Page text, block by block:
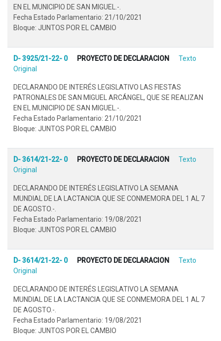
EN EL MUNICIPIO DE SAN MIGUEL.-.
Fecha Estado Parlamentario: 21/10/2021
Bloque: JUNTOS POR EL CAMBIO
D- 3925/21-22- 0 PROYECTO DE DECLARACION
Texto
Original
DECLARANDO DE INTERÉS LEGISLATIVO LAS FIESTAS
PATRONALES DE SAN MIGUEL ARCÁNGEL, QUE SE REALIZAN
EN EL MUNICIPIO DE SAN MIGUEL.-.
Fecha Estado Parlamentario: 21/10/2021
Bloque: JUNTOS POR EL CAMBIO
D- 3614/21-22- 0 PROYECTO DE DECLARACION
Texto
Original
DECLARANDO DE INTERÉS LEGISLATIVO LA SEMANA
MUNDIAL DE LA LACTANCIA QUE SE CONMEMORA DEL 1 AL 7
DE AGOSTO.-.
Fecha Estado Parlamentario: 19/08/2021
Bloque: JUNTOS POR EL CAMBIO
D- 3614/21-22- 0 PROYECTO DE DECLARACION
Texto
Original
DECLARANDO DE INTERÉS LEGISLATIVO LA SEMANA
MUNDIAL DE LA LACTANCIA QUE SE CONMEMORA DEL 1 AL 7
DE AGOSTO.-.
Fecha Estado Parlamentario: 19/08/2021
Bloque: JUNTOS POR EL CAMBIO